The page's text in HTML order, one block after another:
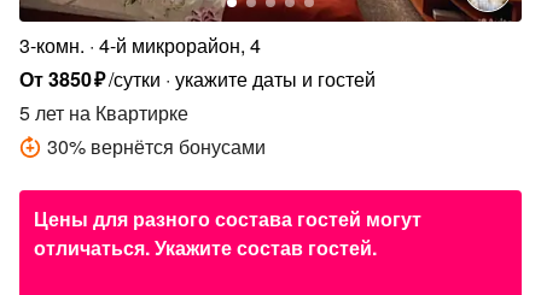
3-комн. 4-й микрорайон, 4
От3850₽/сутки укажите даты и гостей
5 лет на Квартирке
30% вернётся бонусами
Цены для разного состава гостей могут
отличаться. Укажите состав гостей.